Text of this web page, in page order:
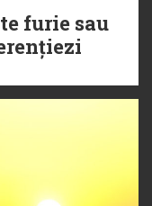
furie sau